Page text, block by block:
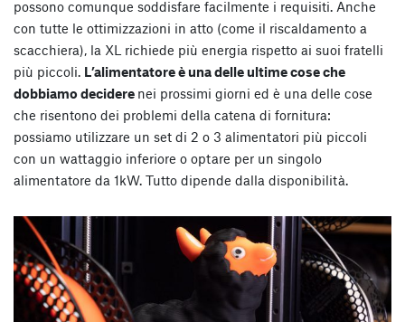
possono comunque soddisfare facilmente i requisiti. Anche
con tutte le ottimizzazioni in atto (come il riscaldamento a
scacchiera), la XL richiede più energia rispetto ai suoi fratelli
più piccoli. L’alimentatore è una delle ultime cose che
dobbiamo decidere nei prossimi giorni ed è una delle cose
che risentono dei problemi della catena di fornitura:
possiamo utilizzare un set di 2 o 3 alimentatori più piccoli
con un wattaggio inferiore o optare per un singolo
alimentatore da 1kW. Tutto dipende dalla disponibilità.